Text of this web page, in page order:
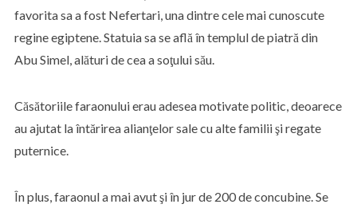
favorita sa a fost Nefertari, una dintre cele mai cunoscute
regine egiptene. Statuia sa se află în templul de piatră din
Abu Simel, alături de cea a soţului său.
Căsătoriile faraonului erau adesea motivate politic, deoarece
au ajutat la întărirea alianţelor sale cu alte familii şi regate
puternice.
În plus, faraonul a mai avut şi în jur de 200 de concubine. Se